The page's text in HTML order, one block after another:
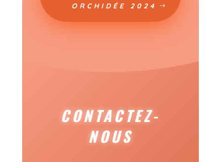
ORCHIDÉE 2024
CONTACTEZ-
NOUS